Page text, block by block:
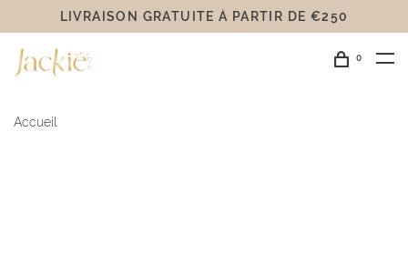
LIVRAISON GRATUITE Á PARTIR DE €250
0
Accueil